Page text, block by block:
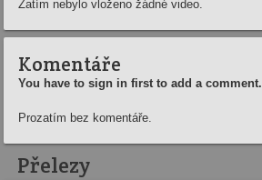
Zatím nebylo vloženo žádné video.
Komentáře
You have to sign in first to add a comment.
Prozatím bez komentáře.
Přelezy